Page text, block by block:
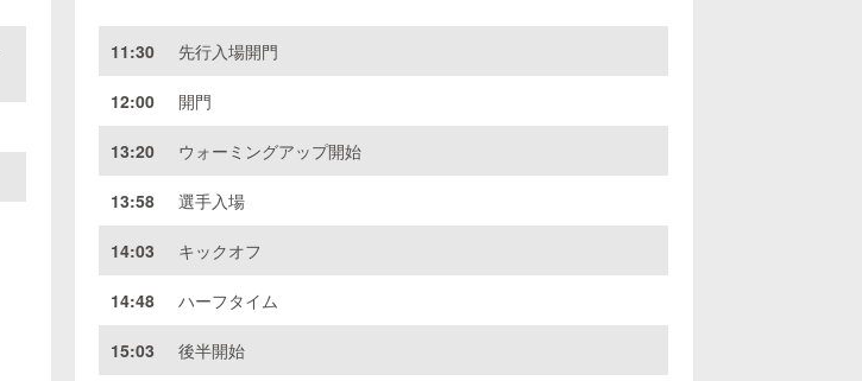
11:30 先行入場開門
12:00 開門
13:20 ウォーミングアップ開始
13:58 選手入場
14:03 キックオフ
14:48 ハーフタイム
15:03 後半開始